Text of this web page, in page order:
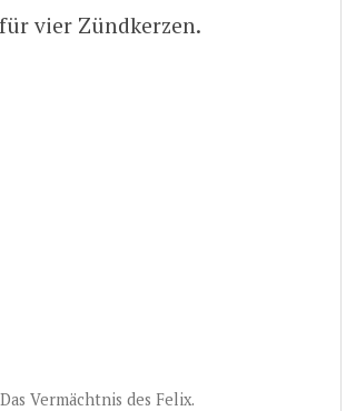
vier Zündkerzen.
Das Vermächtnis des Felix.